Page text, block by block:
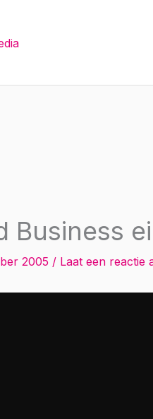
Business
2005 / Laat een reactie